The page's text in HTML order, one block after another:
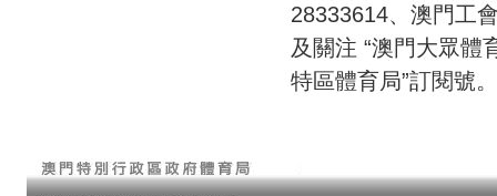
28333614、澳門工
及關注 “澳門大眾體
特區體育局”訂閱號。